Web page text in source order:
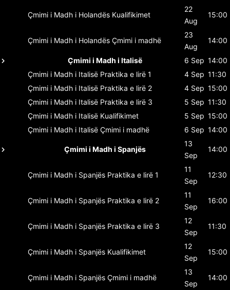
Çmimi i Madh i Holandës Kualifikimet
22
Aug
15:00
Çmimi i Madh i Holandës Çmimi i madhë
23
Aug
14:00
Çmimi i Madh i Italisë 6 Sep 14:00
Çmimi i Madh i Italisë Praktika e lirë 1 4 Sep 11:30
Çmimi i Madh i Italisë Praktika e lirë 2 4 Sep 15:00
Çmimi i Madh i Italisë Praktika e lirë 3 5 Sep 11:30
Çmimi i Madh i Italisë Kualifikimet 5 Sep 15:00
Çmimi i Madh i Italisë Çmimi i madhë 6 Sep 14:00
Çmimi i Madh i Spanjës
13
Sep
14:00
Çmimi i Madh i Spanjës Praktika e lirë 1
11
Sep
12:30
Çmimi i Madh i Spanjës Praktika e lirë 2
11
Sep
16:00
Çmimi i Madh i Spanjës Praktika e lirë 3
12
Sep
11:30
Çmimi i Madh i Spanjës Kualifikimet
12
Sep
15:00
Çmimi i Madh i Spanjës Çmimi i madhë
13
Sep
14:00